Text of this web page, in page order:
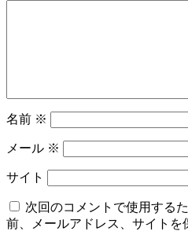
名前 ※
メール ※
サイト
次回のコメントで使用する
前、メールアドレス、サイトを